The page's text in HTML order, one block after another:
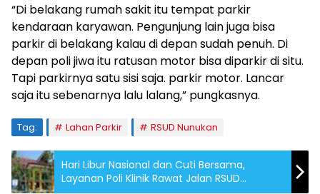
“Di belakang rumah sakit itu tempat parkir
kendaraan karyawan. Pengunjung lain juga bisa
parkir di belakang kalau di depan sudah penuh. Di
depan poli jiwa itu ratusan motor bisa diparkir di situ.
Tapi parkirnya satu sisi saja. parkir motor. Lancar
saja itu sebenarnya lalu lalang,” pungkasnya.
Tag: Lahan Parkir RSUD Nunukan
Hari Libur Nasional dan Cuti Bersama,
Layanan Poli Klinik Rawat Jalan RSUD